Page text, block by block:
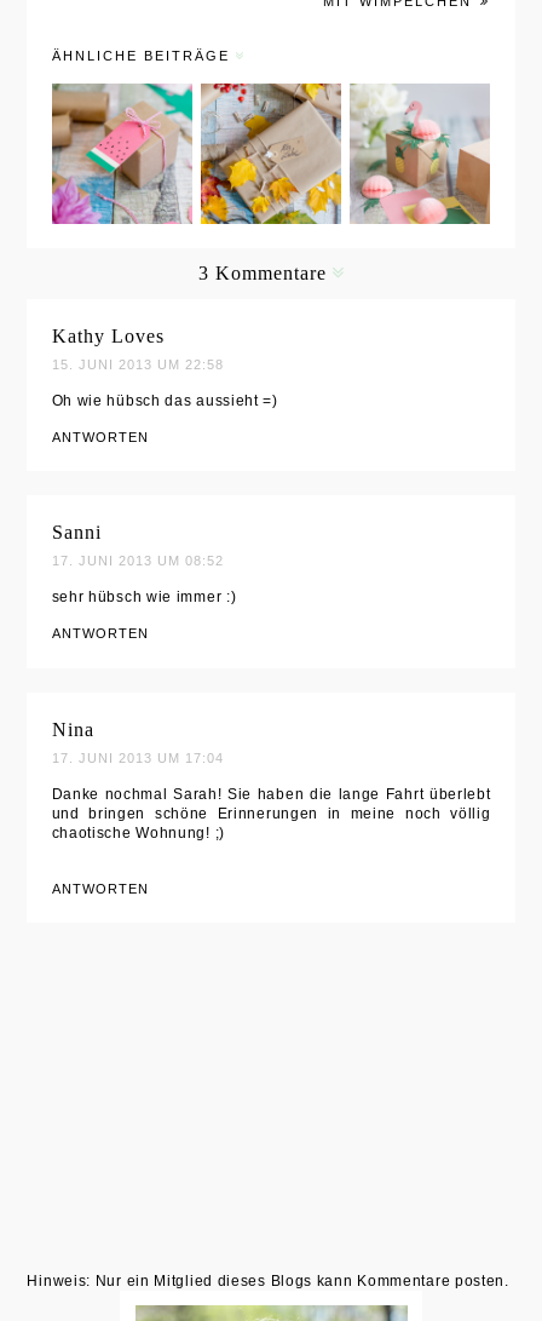
ÄHNLICHE BEITRÄGE
Sommerlic
he
Geschenkid
ee:
Selbstgema
DIY:
Verpackun
gsideen für
Geburtstag
skinder im
Sommerlic
he
Geschenkid
ee:
Pflanzwürf
3 Kommentare
Kathy Loves
15. JUNI 2013 UM 22:58
Oh wie hübsch das aussieht =)
ANTWORTEN
Sanni
17. JUNI 2013 UM 08:52
sehr hübsch wie immer :)
ANTWORTEN
Nina
17. JUNI 2013 UM 17:04
Danke nochmal Sarah! Sie haben die lange Fahrt überlebt
und bringen schöne Erinnerungen in meine noch völlig
chaotische Wohnung! ;)
ANTWORTEN
Hinweis: Nur ein Mitglied dieses Blogs kann Kommentare posten.